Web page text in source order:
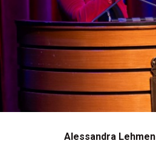
Alessandra Lehmen